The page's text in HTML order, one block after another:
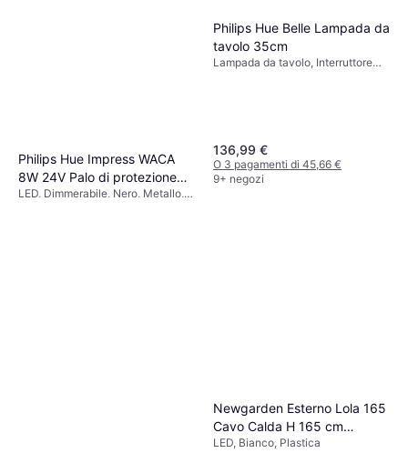
Philips Hue Impress WACA
8W 24V Palo di protezione
77cm
LED, Dimmerabile, Nero, Metallo,
Philips Hue Belle Lampada da
tavolo 35cm
Lampada da tavolo, Interruttore
136,99 €
O 3 pagamenti di 45,66 €
9+ negozi
Newgarden Esterno Lola 165
Cavo Calda H 165 cm
Polietilene Luce Bianco Caldo
LED, Bianco, Plastica